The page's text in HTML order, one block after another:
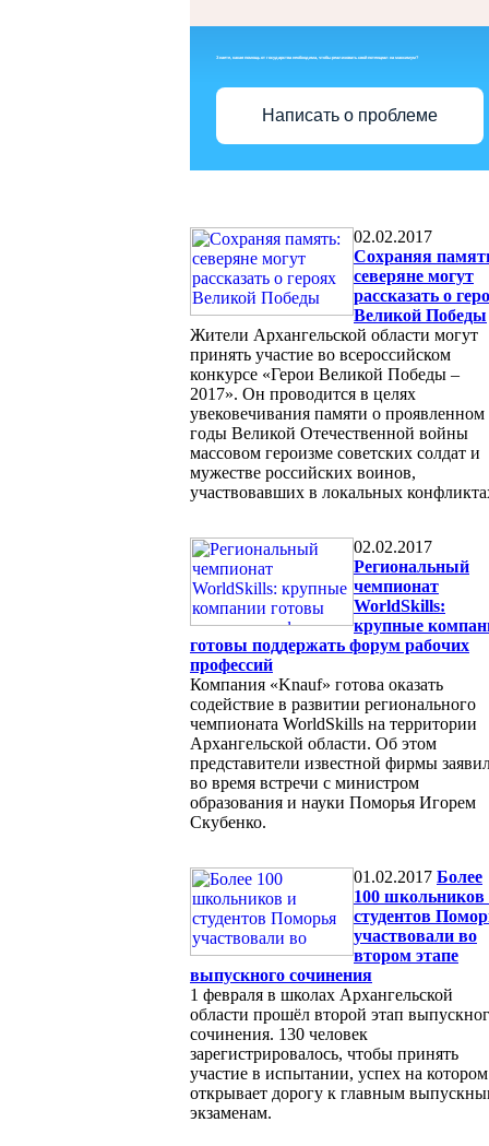
Знаете, какая помощь от государства необходима, чтобы реализовать свой потенциал на максимум?
Написать о проблеме
02.02.2017
Сохраняя
северяне могут
рассказать о
Великой Победы
Жители Архангельской области могут
принять участие во всероссийском
конкурсе «Герои Великой Победы –
2017». Он проводится в целях
увековечивания памяти о проявленном
годы Великой Отечественной войны
массовом героизме советских солдат и
мужестве российских воинов,
участвовавших в локальных
02.02.2017
Региональный
чемпионат
WorldSkills:
крупные
готовы поддержать форум рабочих
профессий
Компания «Knauf» готова оказать
содействие в развитии регионального
чемпионата WorldSkills на территории
Архангельской области. Об этом
представители известной фирмы
во время встречи с министром
образования и науки Поморья Игорем
Скубенко.
01.02.2017 Более
100 школьников
студентов
участвовали во
втором этапе
выпускного сочинения
1 февраля в школах Архангельской
области прошёл второй этап
сочинения. 130 человек
зарегистрировалось, чтобы принять
участие в испытании, успех на котором
открывает дорогу к главным
экзаменам.